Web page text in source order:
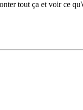
tout ça et voir ce